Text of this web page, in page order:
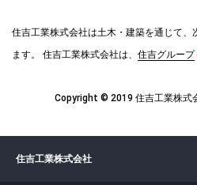
住吉工業株式会社は土木・建築を通じて、
ます。
住吉工業株式会社は、 住吉グループ
Copyright © 2019 住吉工業株式
住吉工業株式会社